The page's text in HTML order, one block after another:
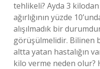
tehlikeli? Ayda 3
ağırlığının yüzde
alışılmadık bir
görüşülmelidir. Bilinen
altta yatan hastalığın
kilo verme neden olur?